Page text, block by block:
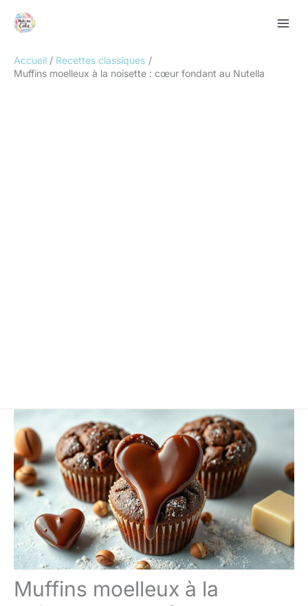
Accueil
Recettes classiques
Muffins moelleux à la noisette : cœur fondant au Nutella
Muffins moelleux à la